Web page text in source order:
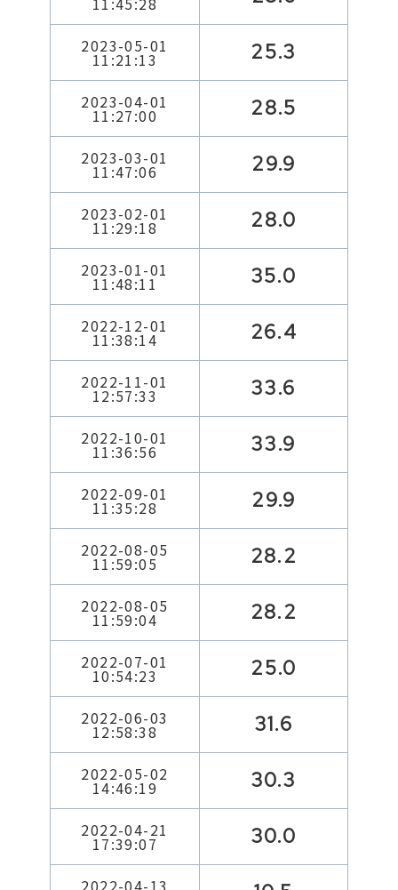
2023-05-01
11:21:13 25.3
2023-04-01
11:27:00 28.5
2023-03-01
11:47:06 29.9
2023-02-01
11:29:18 28.0
2023-01-01
11:48:11 35.0
2022-12-01
11:38:14 26.4
2022-11-01
12:57:33 33.6
2022-10-01
11:36:56 33.9
2022-09-01
11:35:28 29.9
2022-08-05
11:59:05 28.2
2022-08-05
11:59:04 28.2
2022-07-01
10:54:23 25.0
2022-06-03
12:58:38 31.6
2022-05-02
14:46:19 30.3
2022-04-21
17:39:07 30.0
2022-04-13